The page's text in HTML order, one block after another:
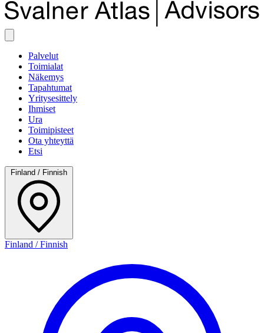
Palvelut
Toimialat
Näkemys
Tapahtumat
Yritysesittely
Ihmiset
Ura
Toimipisteet
Ota yhteyttä
Etsi
Finland / Finnish
Finland / Finnish